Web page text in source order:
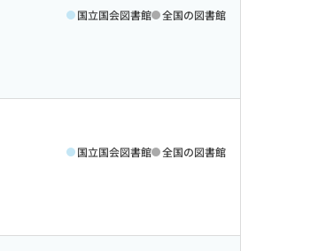
国立国会図書館 全国の図書館
国立国会図書館 全国の図書館